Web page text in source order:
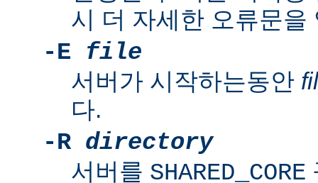
시 더 자세한 오류문을
-E file
서버가 시작하는동안
다.
-R directory
서버를 SHARED_CORE